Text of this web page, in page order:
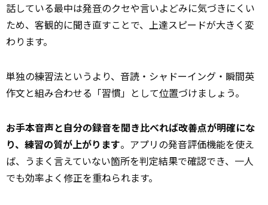
話している最中は発音のクセや言いよどみに気づきにくい
ため、客観的に聞き直すことで、上達スピードが大きく変
わります。
単独の練習法というより、音読・シャドーイング・瞬間英
作文と組み合わせる「習慣」として位置づけましょう。
お手本音声と自分の録音を聞き比べれば改善点が明確にな
り、練習の質が上がります。アプリの発音評価機能を使え
ば、うまく言えていない箇所を判定結果で確認でき、一人
でも効率よく修正を重ねられます。